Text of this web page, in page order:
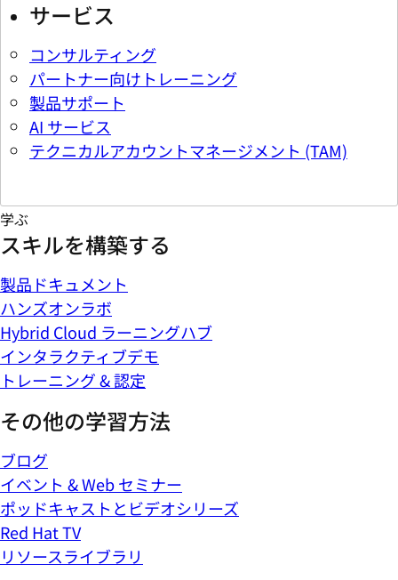
サービス
コンサルティング
パートナー向けトレーニング
製品サポート
AI サービス
テクニカルアカウントマネージメント (TAM)
学ぶ
スキルを構築する
製品ドキュメント
ハンズオンラボ
Hybrid Cloud ラーニングハブ
インタラクティブデモ
トレーニング & 認定
その他の学習方法
ブログ
イベント & Web セミナー
ポッドキャストとビデオシリーズ
Red Hat TV
リソースライブラリ